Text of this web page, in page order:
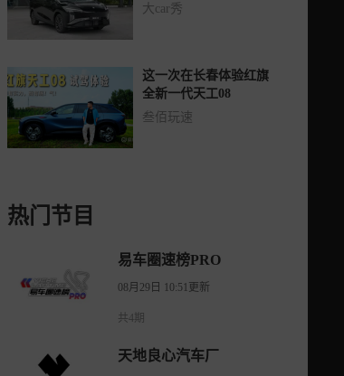
大car秀
这一次在长春体验红旗
全新一代天工08
叁佰玩速
热门节目
易车圈速榜PRO
08月29日 10:51更新
共4期
天地良心汽车厂